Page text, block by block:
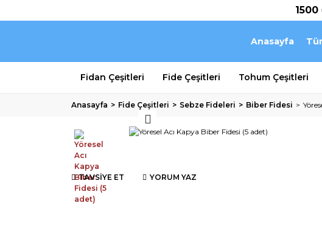
Anasayfa
Fidan Çeşitleri Fide Çeşitleri Tohum Çeşitleri
Anasayfa Fide Çeşitleri Sebze Fideleri Biber Fidesi
TAVSİYE ET YORUM YAZ